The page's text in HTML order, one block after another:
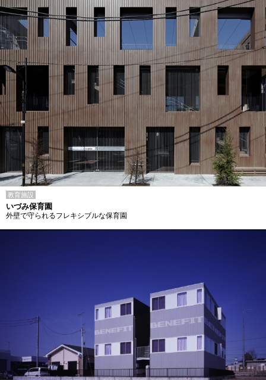
教育施設
いづみ保育園
外壁で守られるフレキシブルな保育園